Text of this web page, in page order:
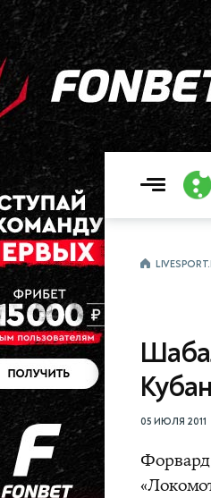
05 ИЮЛЯ 2011